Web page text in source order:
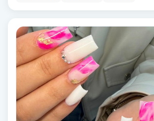
Cryoterapi
Damklippning
Dermapen